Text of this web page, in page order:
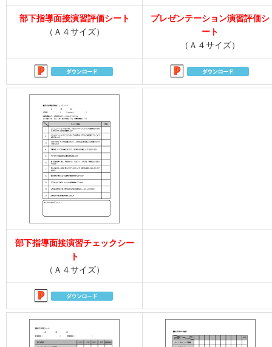
部下指導面接演習評価シート
（Ａ４サイズ）
プレゼンテーション演習評価シ
ート
（Ａ４サイズ）
部下指導面接演習チェックシー
ト
（Ａ４サイズ）